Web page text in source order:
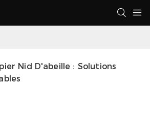
Nid D'abeille : Solutions